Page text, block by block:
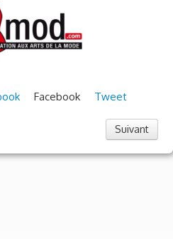
Facebook Tweet
Suivant